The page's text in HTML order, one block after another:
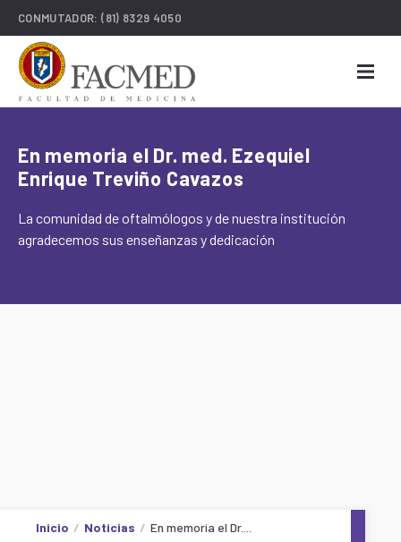
CONMUTADOR:(81) 8329 4050
En memoria el Dr. med. Ezequiel
Enrique Treviño Cavazos
La comunidad de oftalmólogos y de nuestra institución
agradecemos sus enseñanzas y dedicación
Inicio Noticias En memoria el Dr....